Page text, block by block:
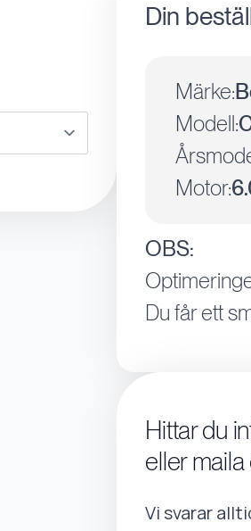
Din
Märke:
Modell:
Motor:
OBS:
Du får ett
Hittar du
eller maila
Vi svarar